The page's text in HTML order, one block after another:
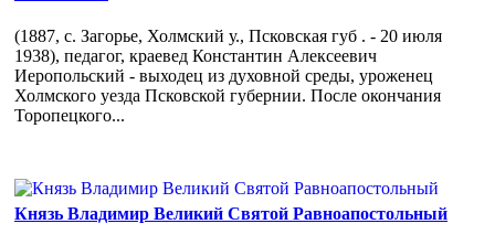
(1887, с. Загорье, Холмский у., Псковская губ . - 20 июля
1938), педагог, краевед Константин Алексеевич
Иеропольский - выходец из духовной среды, уроженец
Холмского уезда Псковской губернии. После окончания
Торопецкого...
Князь Владимир Великий Святой Равноапостольный